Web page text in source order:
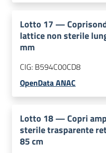
Lotto 17 —
lattice non sterile
mm
CIG: B594C00CD8
OpenData ANAC
Lotto 18—Copri
sterile trasparente
85 cm